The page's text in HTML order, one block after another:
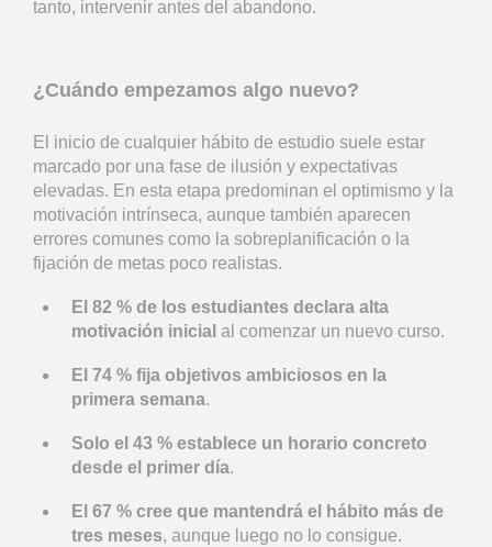
tanto, intervenir antes del abandono.
¿Cuándo empezamos algo nuevo?
El inicio de cualquier hábito de estudio suele estar
marcado por una fase de ilusión y expectativas
elevadas. En esta etapa predominan el optimismo y la
motivación intrínseca, aunque también aparecen
errores comunes como la sobreplanificación o la
fijación de metas poco realistas.
El 82 % de los estudiantes declara alta
motivación inicial al comenzar un nuevo curso.
El 74 % fija objetivos ambiciosos en la
primera semana.
Solo el 43 % establece un horario concreto
desde el primer día.
El 67 % cree que mantendrá el hábito más de
tres meses, aunque luego no lo consigue.